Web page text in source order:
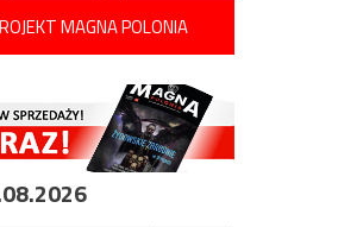
MAGNA POLONIA